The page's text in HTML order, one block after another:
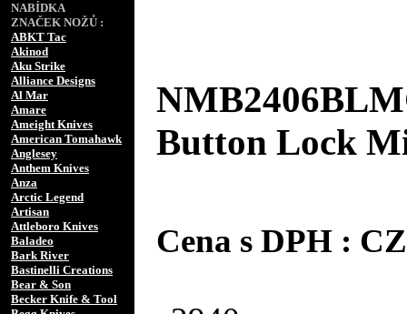
NABÍDKA
ZNAČEK NOŽŮ :
ABKT Tac
Akinod
Aku Strike
Alliance Designs
Al Mar
Amare
Ameight Knives
American Tomahawk
Anglesey
Anthem Knives
Anza
Arctic Legend
Artisan
Attleboro Knives
Baladeo
Bark River
Bastinelli Creations
Bear & Son
Becker Knife & Tool
Button Lock
Cena s DPH :